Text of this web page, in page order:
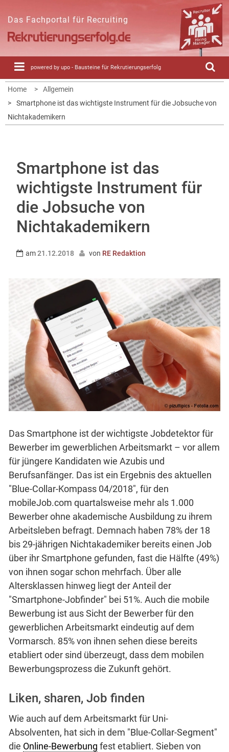
content
Das Fachportal für Recruiting
powered by upo - Bausteine für Rekrutierungserfolg
Home
Allgemein
Smartphone ist das wichtigste Instrument für die Jobsuche von
Nichtakademikern
Smartphone ist das
wichtigste Instrument für
die Jobsuche von
Nichtakademikern
am21.12.2018 von RE Redaktion
Das Smartphone ist der wichtigste Jobdetektor für
Bewerber im gewerblichen Arbeitsmarkt – vor allem
für jüngere Kandidaten wie Azubis und
Berufsanfänger. Das ist ein Ergebnis des aktuellen
"Blue-Collar-Kompass 04/2018", für den
mobileJob.com quartalsweise mehr als 1.000
Bewerber ohne akademische Ausbildung zu ihrem
Arbeitsleben befragt. Demnach haben 78% der 18
bis 29-jährigen Nichtakademiker bereits einen Job
über ihr Smartphone gefunden, fast die Hälfte (49%)
von ihnen sogar schon mehrfach. Über alle
Altersklassen hinweg liegt der Anteil der
"Smartphone-Jobfinder" bei 51%. Auch die mobile
Bewerbung ist aus Sicht der Bewerber für den
gewerblichen Arbeitsmarkt eindeutig auf dem
Vormarsch. 85% von ihnen sehen diese bereits
etabliert oder sind überzeugt, dass dem mobilen
Bewerbungsprozess die Zukunft gehört.
Liken, sharen, Job finden
Wie auch auf dem Arbeitsmarkt für Uni-
Absolventen, hat sich in dem "Blue-Collar-Segment"
die Online-Bewerbung fest etabliert. Sieben von